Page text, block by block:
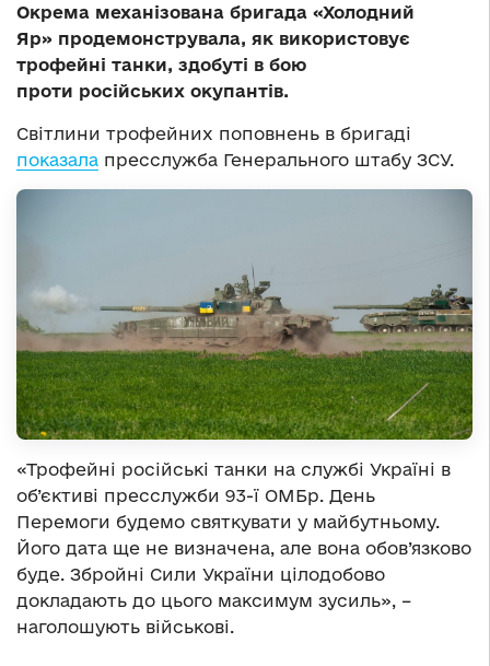
Окрема механізована бригада «Холодний
Яр» продемонструвала, як використовує
трофейні танки, здобуті в бою
проти російських окупантів.
Світлини трофейних поповнень в бригаді
показала пресслужба Генерального штабу ЗСУ.
«Трофейні російські танки на службі Україні в
об’єктиві пресслужби 93-ї ОМБр. День
Перемоги будемо святкувати у майбутньому.
Його дата ще не визначена, але вона обов’язково
буде. Збройні Сили України цілодобово
докладають до цього максимум зусиль», –
наголошують військові.